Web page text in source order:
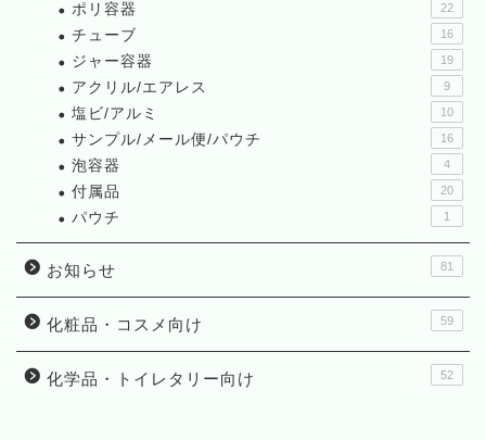
ポリ容器 22
チューブ 16
ジャー容器 19
アクリル/エアレス 9
塩ビ/アルミ 10
サンプル/メール便/パウチ 16
泡容器 4
付属品 20
パウチ 1
お知らせ 81
化粧品・コスメ向け 59
化学品・トイレタリー向け 52